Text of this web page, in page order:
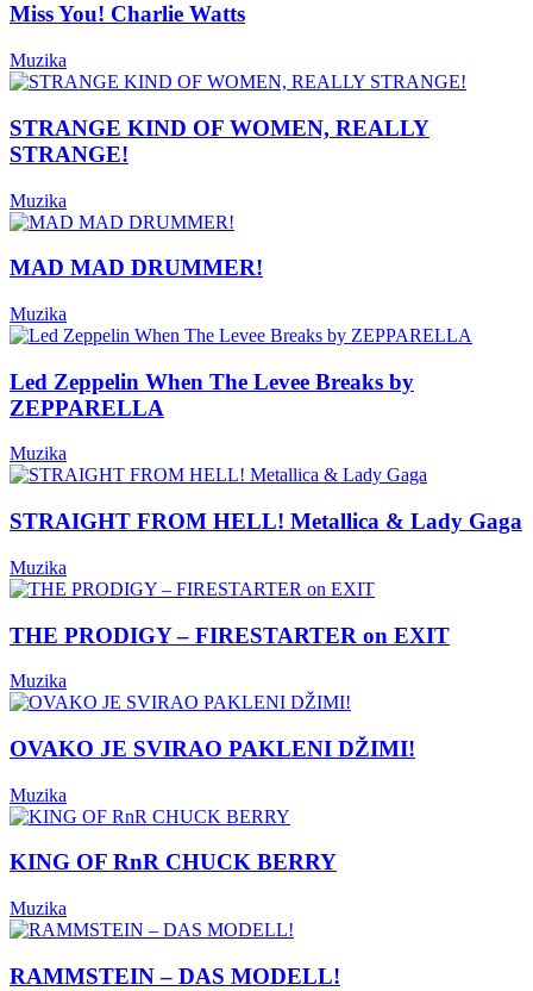
Miss You! Charlie Watts
Muzika
STRANGE KIND OF WOMEN, REALLY
STRANGE!
Muzika
MAD MAD DRUMMER!
Muzika
Led Zeppelin When The Levee Breaks by
ZEPPARELLA
Muzika
STRAIGHT FROM HELL! Metallica & Lady Gaga
Muzika
THE PRODIGY – FIRESTARTER on EXIT
Muzika
OVAKO JE SVIRAO PAKLENI DŽIMI!
Muzika
KING OF RnR CHUCK BERRY
Muzika
RAMMSTEIN – DAS MODELL!